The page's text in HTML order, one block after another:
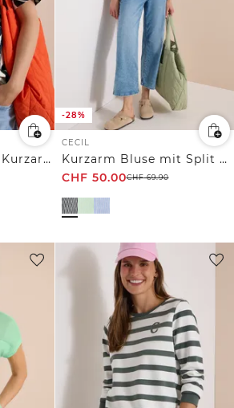
Carmen-Bluse mit Kurzarm und Blätterprint
-28%
CECIL
Kurzarm Bluse mit Split Neck und Streifen
CHF 50.00CHF69.90